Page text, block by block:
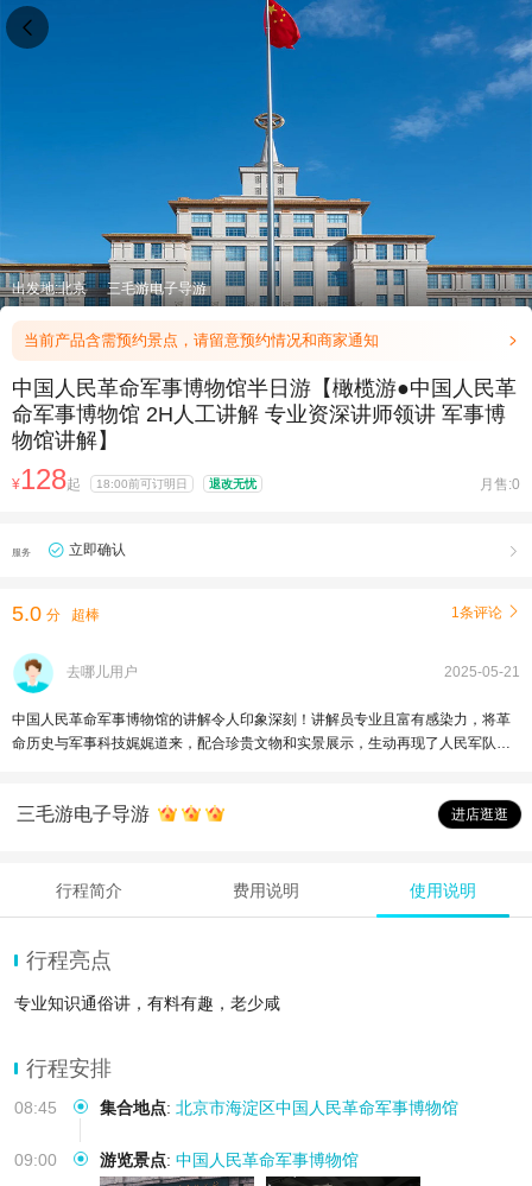
出发地:北京 三毛游电子导游
当前产品含需预约景点，请留意预约情况和商家通知 
中国人民革命军事博物馆半日游【橄榄游●中国人民革
命军事博物馆 2H人工讲解 专业资深讲师领讲 军事博
物馆讲解】
¥128起 18:00前可订明日 退改无忧 月售:0
服务 立即确认 
5.0 分 超棒 1条评论 
去哪儿用户 2025-05-21
中国人民革命军事博物馆的讲解令人印象深刻！讲解员专业且富有感染力，将革
命历史与军事科技娓娓道来，配合珍贵文物和实景展示，生动再现了人民军队的
三毛游电子导游 进店逛逛
行程简介 费用说明 使用说明
行程亮点
专业知识通俗讲，有料有趣，老少咸
行程安排
08:45 集合地点: 北京市海淀区中国人民革命军事博物馆
09:00 游览景点: 中国人民革命军事博物馆
